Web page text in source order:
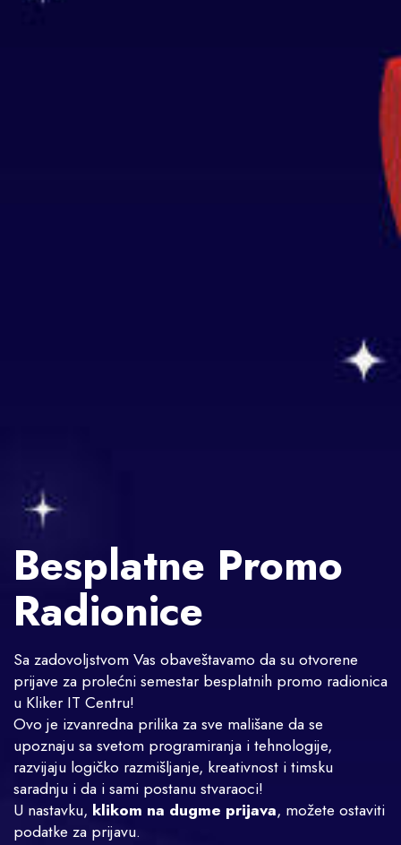
Besplatne Promo
Radionice
Sa zadovoljstvom Vas obaveštavamo da su otvorene
prijave za prolećni semestar besplatnih promo radionica
u Kliker IT Centru!
Ovo je izvanredna prilika za sve mališane da se
upoznaju sa svetom programiranja i tehnologije,
razvijaju logičko razmišljanje, kreativnost i timsku
saradnju i da i sami postanu stvaraoci!
U nastavku, klikom na dugme prijava, možete ostaviti
podatke za prijavu.